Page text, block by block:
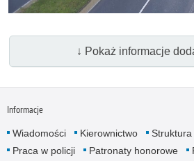
↓ Pokaż informacje
Informacje
Wiadomości Kierownictwo
Praca w policji
Patronaty honorowe